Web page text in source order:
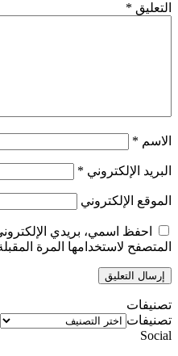
التعليق *
الاسم *
البريد الإلكتروني *
الموقع الإلكتروني
احفظ اسمي، بريدي
المتصفح لاستخدامها المرة
تصنيفات
تصنيفات
Social